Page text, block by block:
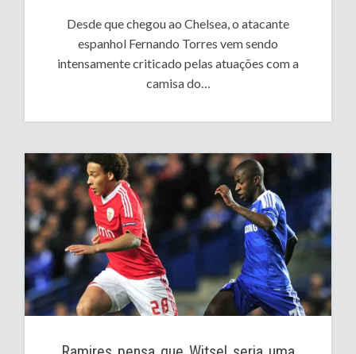
Desde que chegou ao Chelsea, o atacante
espanhol Fernando Torres vem sendo
intensamente criticado pelas atuações com a
camisa do…